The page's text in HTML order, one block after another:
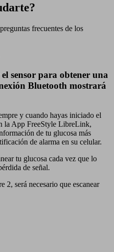
frecuentes de los
sensor para obtener una
Bluetooth mostrará
y cuando hayas iniciado el
la App FreeStyle LibreLink,
de tu glucosa más
de alarma en su celular.
tu glucosa cada vez que lo
de señal.
2, será necesario que escanear